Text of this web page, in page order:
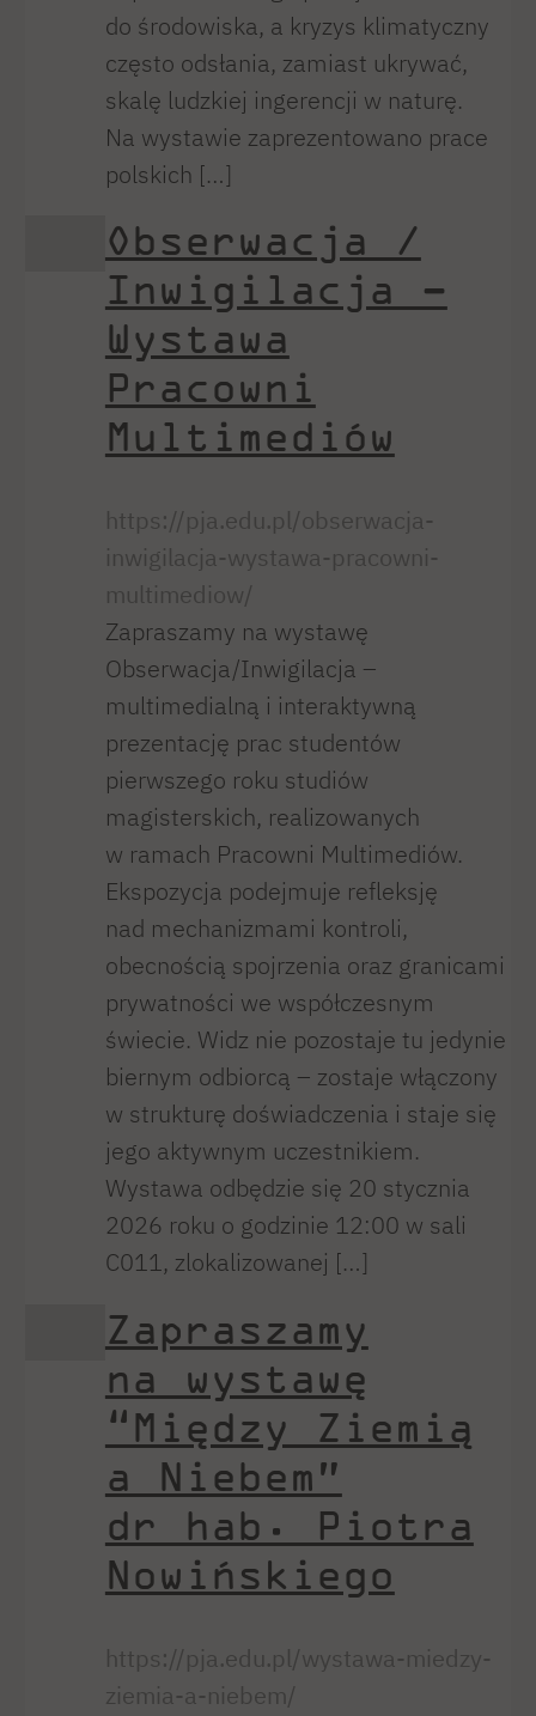
do środowiska, a kryzys klimatyczny
często odsłania, zamiast ukrywać,
skalę ludzkiej ingerencji w naturę.
Na wystawie zaprezentowano prace
polskich […]
Obserwacja /
Inwigilacja –
Wystawa
Pracowni
Multimediów
https://pja.edu.pl/obserwacja-
inwigilacja-wystawa-pracowni-
multimediow/
Zapraszamy na wystawę
Obserwacja/Inwigilacja –
multimedialną i interaktywną
prezentację prac studentów
pierwszego roku studiów
magisterskich, realizowanych
w ramach Pracowni Multimediów.
Ekspozycja podejmuje refleksję
nad mechanizmami kontroli,
obecnością spojrzenia oraz granicami
prywatności we współczesnym
świecie. Widz nie pozostaje tu jedynie
biernym odbiorcą – zostaje włączony
w strukturę doświadczenia i staje się
jego aktywnym uczestnikiem.
Wystawa odbędzie się 20 stycznia
2026 roku o godzinie 12:00 w sali
C011, zlokalizowanej […]
Zapraszamy
na wystawę
“Między Ziemią
a Niebem”
dr hab. Piotra
Nowińskiego
https://pja.edu.pl/wystawa-miedzy-
ziemia-a-niebem/